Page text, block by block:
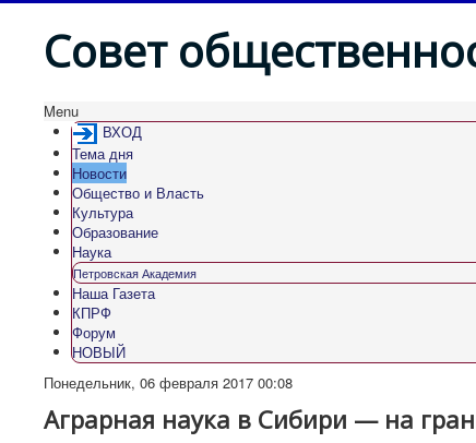
Совет
Menu
ВХОД
Тема дня
Новости
Общество и Власть
Культура
Образование
Наука
Петровская Академия
Наша Газета
КПРФ
Форум
НОВЫЙ
Понедельник, 06 февраля 2017 00:08
Аграрная наука в Сибири — на